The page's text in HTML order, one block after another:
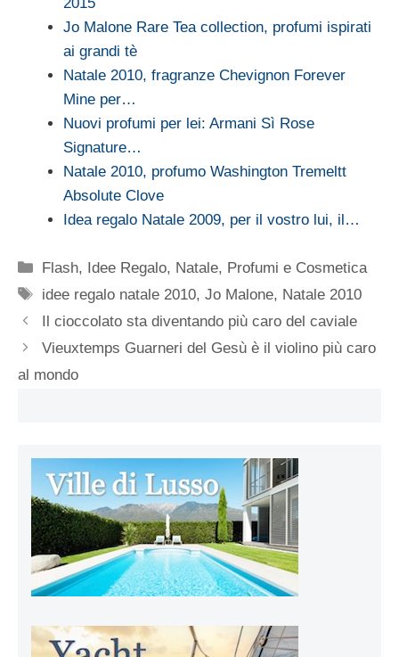
Jo Malone Rare Tea collection, profumi ispirati
ai grandi tè
Natale 2010, fragranze Chevignon Forever
Mine per…
Nuovi profumi per lei: Armani Sì Rose
Signature…
Natale 2010, profumo Washington Tremeltt
Absolute Clove
Idea regalo Natale 2009, per il vostro lui, il…
Categorie
Flash, Idee Regalo, Natale, Profumi e Cosmetica
Tag
idee regalo natale 2010,Jo Malone, Natale 2010
Il cioccolato sta diventando più caro del caviale
Vieuxtemps Guarneri del Gesù è il violino più caro
al mondo